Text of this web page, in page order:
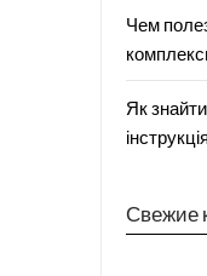
Чем
Як
Свежие